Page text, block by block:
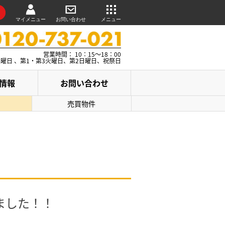
マイメニュー お問い合わせ メニュー
営業時間： 10：15～18：00
日 、第1・第3火曜日、第2日曜日、祝祭日
報 お問い合わせ
売買物件
た！！